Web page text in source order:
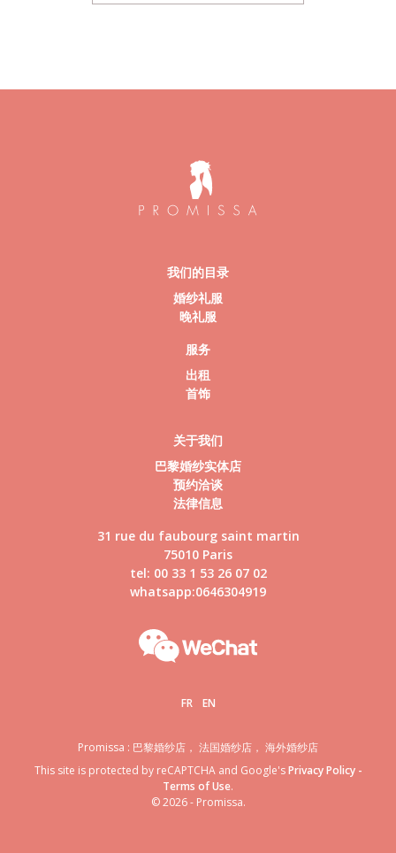
我们的目录
婚纱礼服
晚礼服
服务
出租
首饰
关于我们
巴黎婚纱实体店
预约洽谈
法律信息
31 rue du faubourg saint martin
75010 Paris
tel: 00 33 1 53 26 07 02
whatsapp:0646304919
FR EN
Promissa : 巴黎婚纱店， 法国婚纱店， 海外婚纱店
This site is protected by reCAPTCHA and Google'sPrivacy Policy-
Terms of Use.
© 2026 - Promissa.